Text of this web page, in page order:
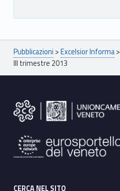
Breadcrumbs navigation
Pubblicazioni >Excelsior Informa>
III trimestre 2013
CERCA NEL SITO